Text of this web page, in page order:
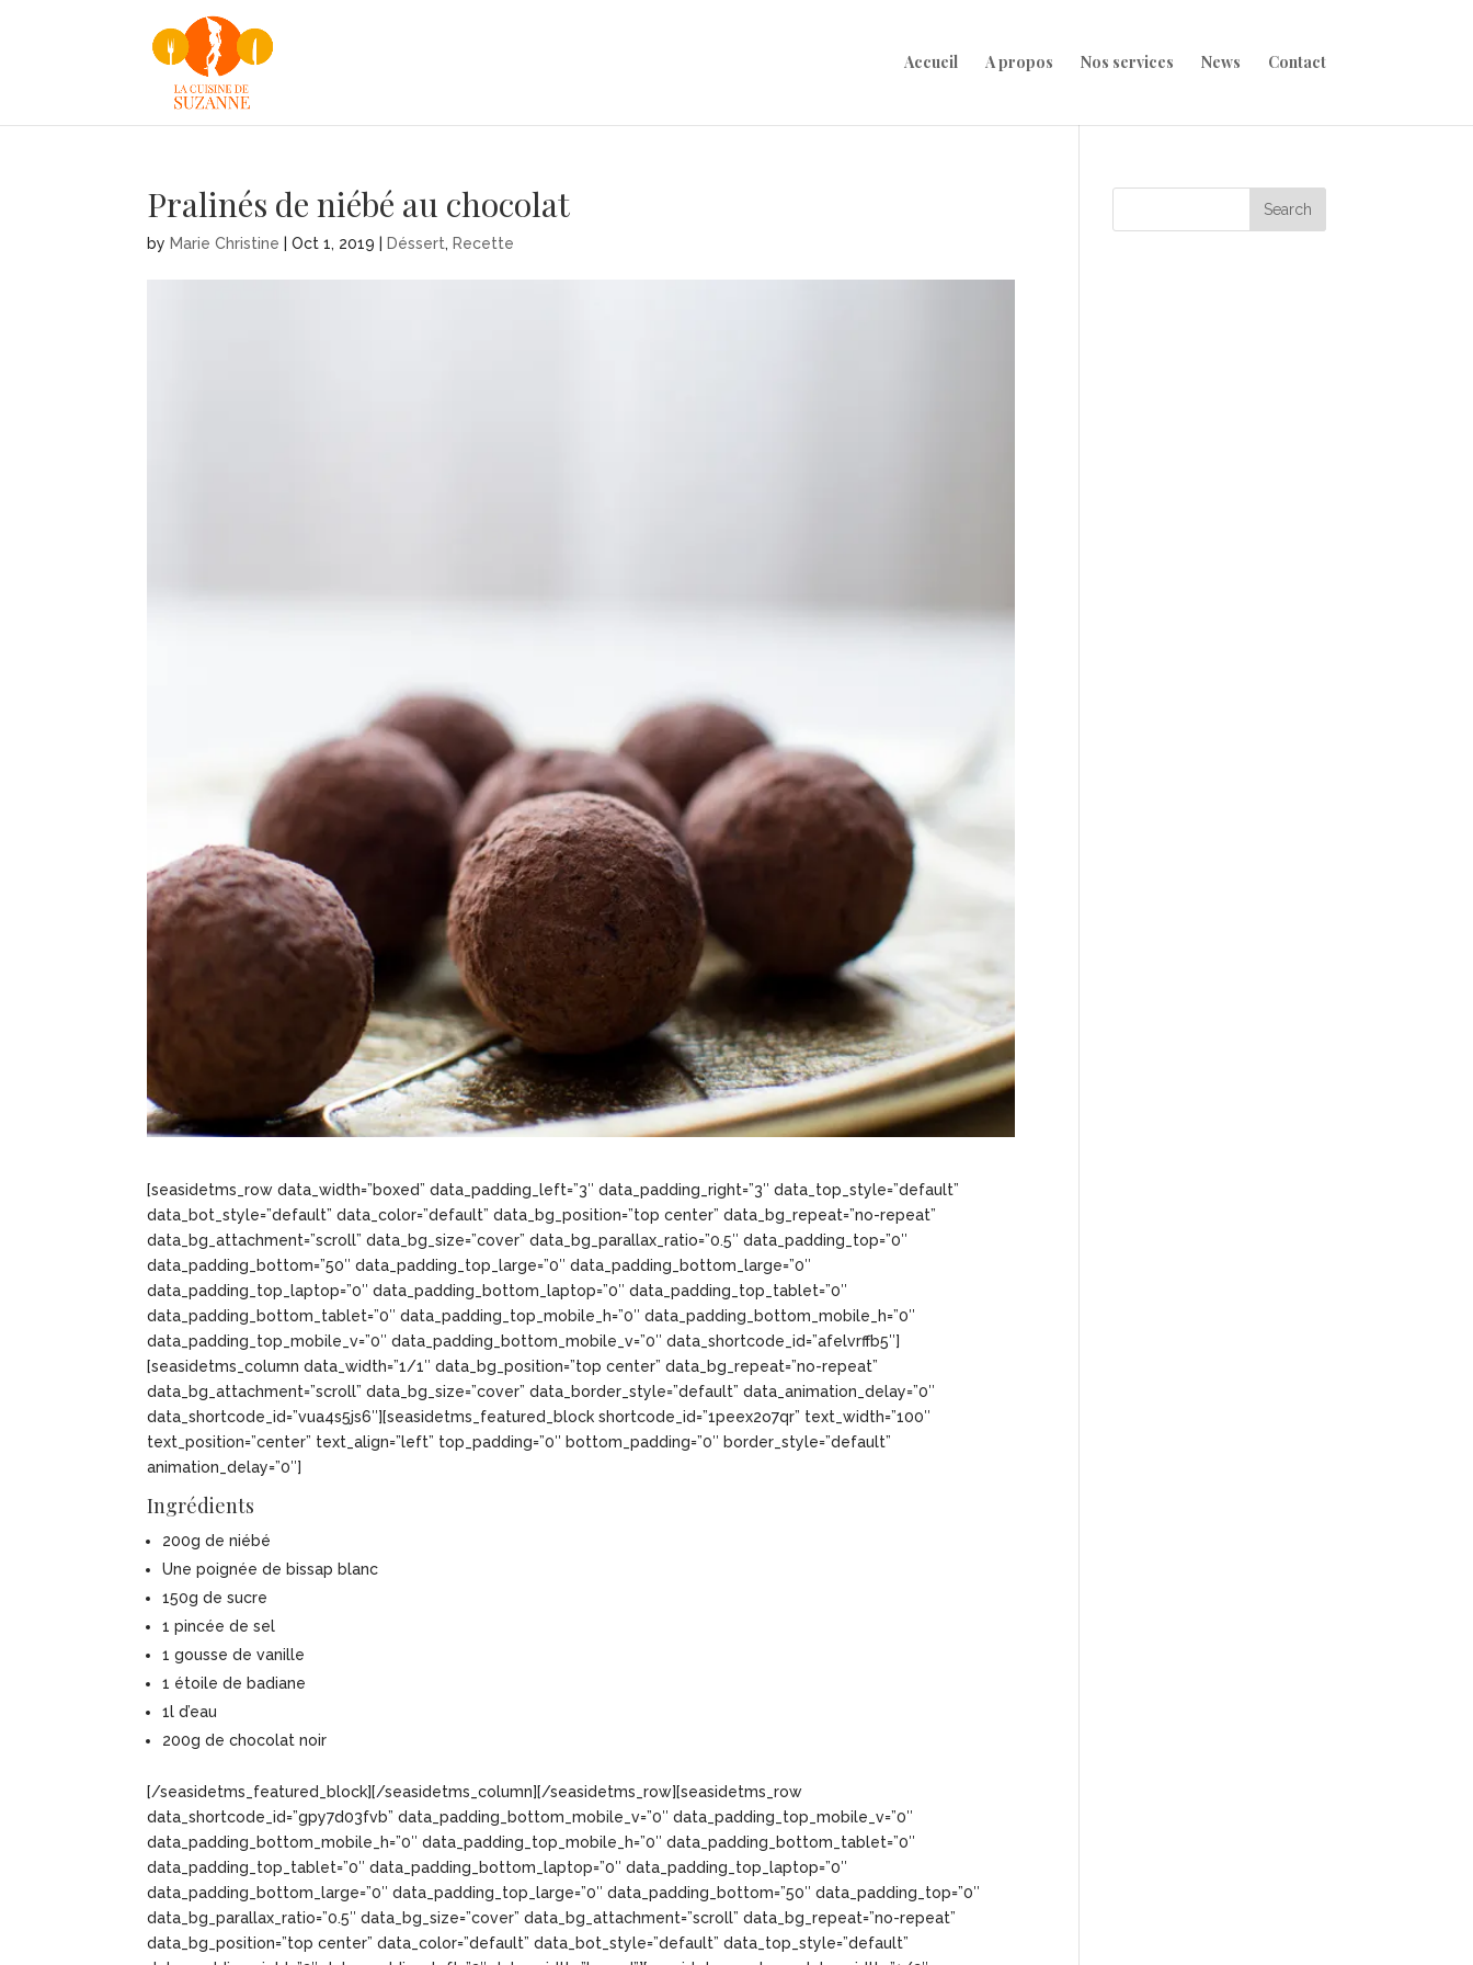
Accueil A propos Nos services News Contact
Pralinés de niébé au chocolat
by Marie Christine |Oct 1, 2019 Déssert, Recette
[seasidetms_row data_width=”boxed” data_padding_left=”3″ data_padding_right=”3″ data_top_style=”default”
data_bot_style=”default” data_color=”default” data_bg_position=”top center” data_bg_repeat=”no-repeat”
data_bg_attachment=”scroll” data_bg_size=”cover” data_bg_parallax_ratio=”0.5″ data_padding_top=”0″
data_padding_bottom=”50″ data_padding_top_large=”0″ data_padding_bottom_large=”0″
data_padding_top_laptop=”0″ data_padding_bottom_laptop=”0″ data_padding_top_tablet=”0″
data_padding_bottom_tablet=”0″ data_padding_top_mobile_h=”0″ data_padding_bottom_mobile_h=”0″
data_padding_top_mobile_v=”0″ data_padding_bottom_mobile_v=”0″ data_shortcode_id=”afelvrffb5″]
[seasidetms_column data_width=”1/1″ data_bg_position=”top center” data_bg_repeat=”no-repeat”
data_bg_attachment=”scroll” data_bg_size=”cover” data_border_style=”default” data_animation_delay=”0″
data_shortcode_id=”vua4s5js6″][seasidetms_featured_block shortcode_id=”1peex2o7qr” text_width=”100″
text_position=”center” text_align=”left” top_padding=”0″ bottom_padding=”0″ border_style=”default”
animation_delay=”0″]
Ingrédients
200g de niébé
Une poignée de bissap blanc
150g de sucre
1 pincée de sel
1 gousse de vanille
1 étoile de badiane
1l d’eau
200g de chocolat noir
[/seasidetms_featured_block][/seasidetms_column][/seasidetms_row][seasidetms_row
data_shortcode_id=”gpy7d03fvb” data_padding_bottom_mobile_v=”0″ data_padding_top_mobile_v=”0″
data_padding_bottom_mobile_h=”0″ data_padding_top_mobile_h=”0″ data_padding_bottom_tablet=”0″
data_padding_top_tablet=”0″ data_padding_bottom_laptop=”0″ data_padding_top_laptop=”0″
data_padding_bottom_large=”0″ data_padding_top_large=”0″ data_padding_bottom=”50″ data_padding_top=”0″
data_bg_parallax_ratio=”0.5″ data_bg_size=”cover” data_bg_attachment=”scroll” data_bg_repeat=”no-repeat”
data_bg_position=”top center” data_color=”default” data_bot_style=”default” data_top_style=”default”